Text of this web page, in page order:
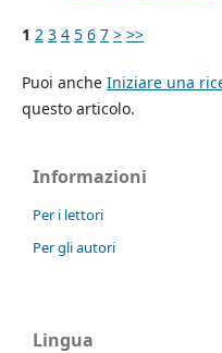
1 2 3 4 5 6 7 > >>
Puoi anche Iniziare una
questo articolo.
Informazioni
Per i lettori
Per gli autori
Lingua